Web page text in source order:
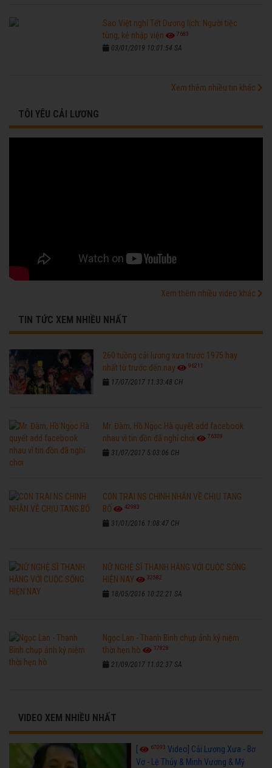
Sao Việt nghỉ Tết Dương lịch: Người tiệc
tùng, kẻ nhập viện
7683
03/01/2019 10:01:54 SA
Xem thêm nhiều tin khác
TÔI YÊU CẢI LƯƠNG
Xem thêm nhiều video khác
TIN TỨC XEM NHIỀU NHẤT
260 tuồng cải lương xưa trước 1975 hay
nhất từ trước đến nay
96211
17/07/2017 11:33:48 CH
Mr. Đàm, Hồ Ngọc Hà quyết add facebook
nhau vì tin đồn đã nghỉ chơi
76309
31/07/2017 5:03:06 CH
CON TRAI NS CHINH NHẪN VỀ CHỊU TANG
BỐ
42983
31/01/2016 1:08:47 CH
NỮ NGHỆ SĨ THANH HẰNG VỚI CUỘC SỐNG
HIỆN NAY
32582
18/05/2016 10:22:21 SA
Ngọc Lan - Thanh Bình chụp ảnh kỷ niệm
thời hẹn hò
17828
21/09/2017 11:02:37 SA
VIDEO XEM NHIỀU NHẤT
[ 67093 Video] Cải Lương Xưa - Bơ
Vơ - Lệ Thủy & Minh Vương & Mỹ